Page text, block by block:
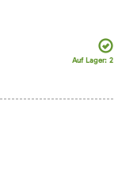
Auf Lager: 2